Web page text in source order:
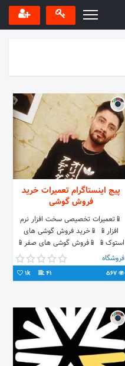
پیج اینستاگرام تعمیرات خرید
فروش گوشی
📱تعمیرات تخصیصی سخت افزار نرم
افزار📱 📱خرید فروش گوشی های
استوک📱 📱فروش گوشی های صفر📱
شماره تماس: 09118187394فروشگاه
41
1k